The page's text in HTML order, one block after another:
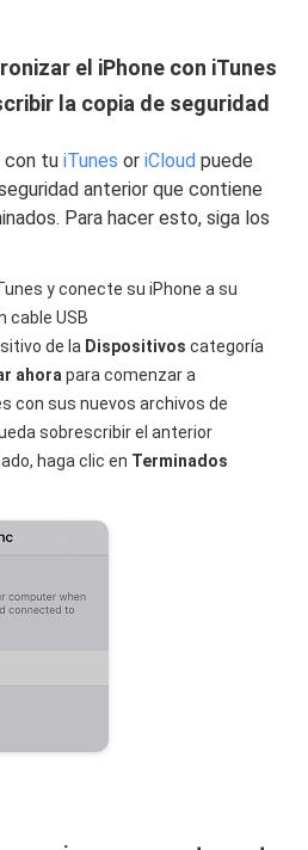
el iPhone con iTunes
la copia de seguridad
con tuiTunes oriCloud puede
anterior que contiene
Para hacer esto, siga los
y conecte su iPhone a su
cable USB
de la Dispositivoscategoría
ahorapara comenzar a
con sus nuevos archivos de
sobrescribir el anterior
haga clic en Terminados